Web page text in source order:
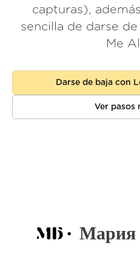
capturas),
sencilla de darse
Me
Darse de baja con
Ver pasos
Мария